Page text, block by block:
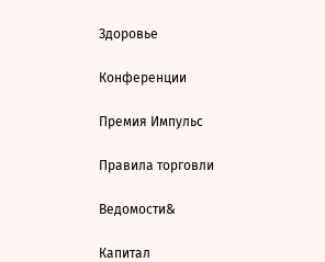
Здоровье
Конференции
Премия Импульс
Правила торговли
Ведомости&
Капитал